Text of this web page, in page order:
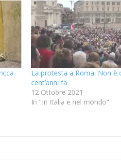
La protesta a Roma. Non è
cent’anni fa
12 Ottobre 2021
In "In Italia e nel mondo"